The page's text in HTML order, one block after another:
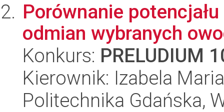
Porównanie
odmian wybranych
Konkurs: PRELUDIUM
Kierownik: Izabela
Politechnika Gdańska,